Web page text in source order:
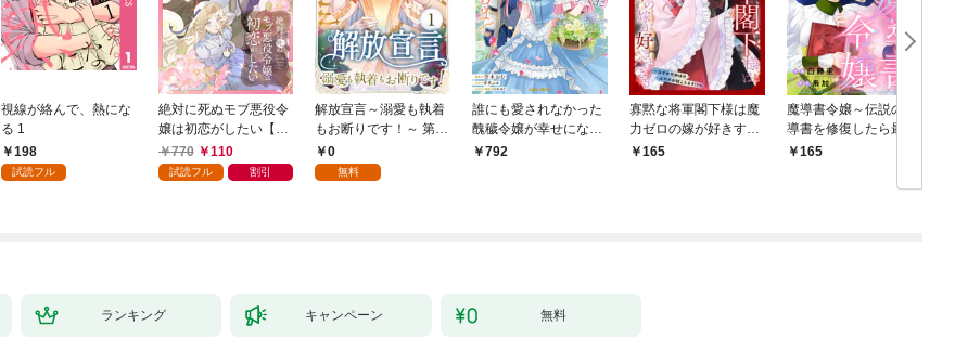
視線が絡んで、熱にな
る 1
198
試読フル
絶対に死ぬモブ悪役令
嬢は初恋がしたい【単
行本版】 1巻
770 110
試読フル 割引
解放宣言～溺愛も執着
もお断りです！～ 第1
話0
無料
誰にも愛されなかった
醜穢令嬢が幸せになる
まで 1
792
寡黙な将軍閣下様は魔
力ゼロの嫁が好きすぎ
る～なぜか旦那様の心
165
魔導書令嬢～伝説の魔
導書を修復したら最強
の精霊が味方になりま
下がなぜかいつもそば
165
ランキング キャンペーン 無料